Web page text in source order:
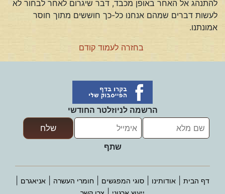
להתנהג אל האחר באופן מכבד, דבר שיגרום לאחר לבחור לא
לעשות דברים שמהם אנחנו כל-כך חוששים מתוך חוסר
אמונתנו.
בחזרה לעמוד קודם
הרשמה לניוזלטר החודשי
שתף
דף הבית אודותינו סוגי המפגשים חומרי העשרה אניאגרם